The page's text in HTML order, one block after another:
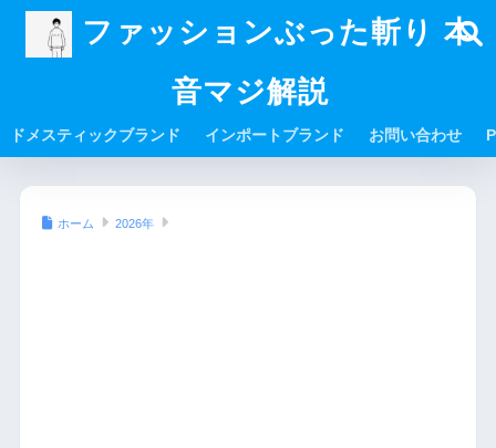
ファッションぶった斬り 本
音マジ解説
ドメスティックブランド インポートブランド お問い合わせ
ホーム 2026年